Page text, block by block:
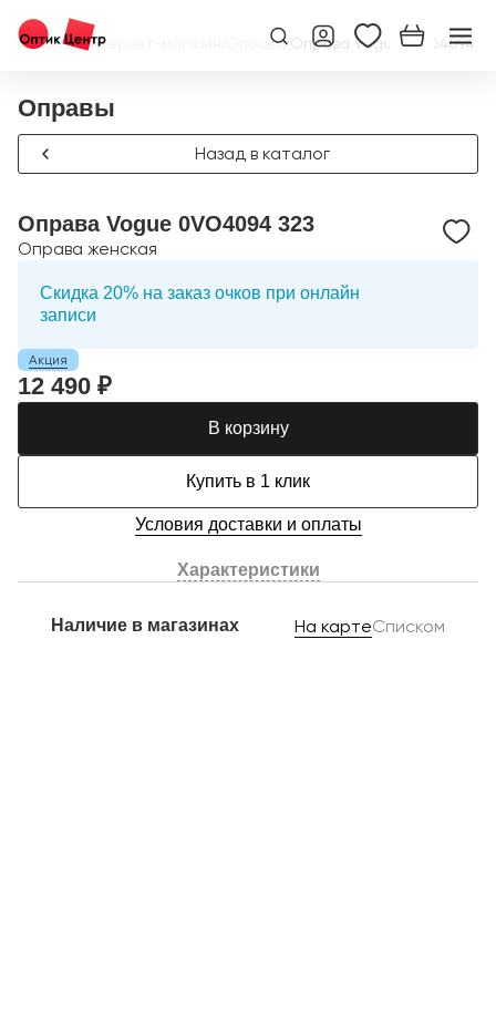
Главная/Интернет-магазин Оправы/Оправа Vogue 0VO4094
Оправы
Назад в каталог
Оправа Vogue 0VO4094 323
Оправа женская
Скидка 20% на заказ очков при онлайн
записи
Акция
12 490 ₽
В корзину
Купить в 1 клик
Условия доставки и оплаты
Характеристики
Наличие в магазинах На картеСписком